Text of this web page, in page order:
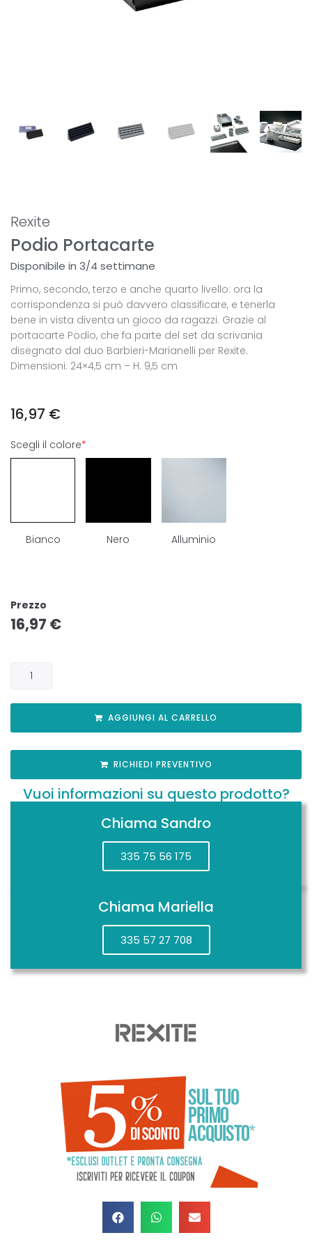
Rexite
Podio Portacarte
Disponibile in 3/4 settimane
Primo, secondo, terzo e anche quarto livello: ora la
corrispondenza si può davvero classificare, e tenerla
bene in vista diventa un gioco da ragazzi. Grazie al
portacarte Podio, che fa parte del set da scrivania
disegnato dal duo Barbieri-Marianelli per Rexite.
Dimensioni: 24×4,5 cm – H. 9,5 cm
16,97 €
Scegli il colore*
Bianco Nero Alluminio
Prezzo
16,97 €
AGGIUNGI AL CARRELLO
RICHIEDI PREVENTIVO
Vuoi informazioni su questo prodotto?
Chiama Sandro
335 75 56 175
Chiama Mariella
335 57 27 708